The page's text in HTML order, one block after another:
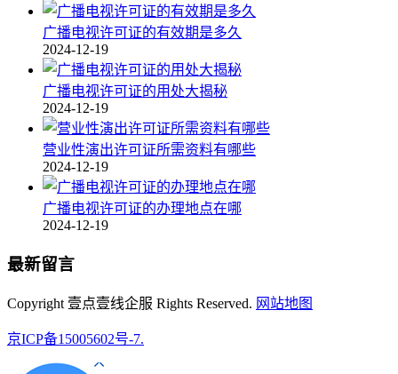
广播电视许可证的有效期是多久
2024-12-19
广播电视许可证的用处大揭秘
2024-12-19
营业性演出许可证所需资料有哪些
2024-12-19
广播电视许可证的办理地点在哪
2024-12-19
最新留言
Copyright 壹点壹线企服 Rights Reserved. 网站地图
京ICP备15005602号-7.